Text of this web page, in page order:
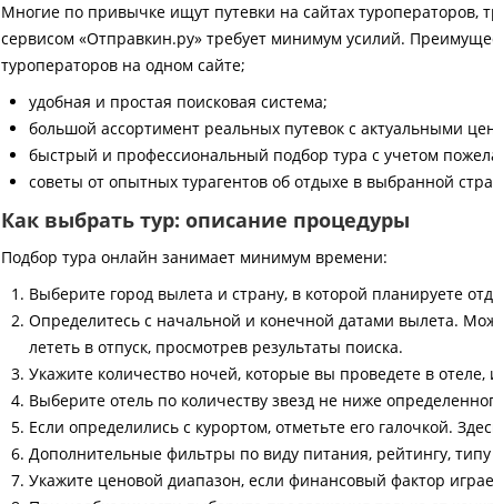
Многие по привычке ищут путевки на сайтах туроператоров,
сервисом «Отправкин.ру» требует минимум усилий.
туроператоров на одном сайте;
удобная и простая поисковая система;
большой ассортимент реальных путевок с актуальными
быстрый и профессиональный подбор тура с учетом
советы от опытных турагентов об отдыхе в выбранной
Как выбрать тур: описание процедуры
Подбор тура онлайн занимает минимум времени:
Выберите город вылета и страну, в которой планируете
Определитесь с начальной и конечной датами вылета.
лететь в отпуск, просмотрев результаты поиска.
Укажите количество ночей, которые вы проведете в отеле,
Выберите отель по количеству звезд не ниже
Если определились с курортом, отметьте его галочкой.
Дополнительные фильтры по виду питания, рейтингу, типу
Укажите ценовой диапазон, если финансовый фактор